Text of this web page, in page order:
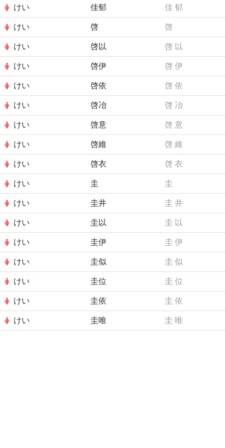
けい 佳郁 佳 郁
けい 啓 啓
けい 啓以 啓 以
けい 啓伊 啓 伊
けい 啓依 啓 依
けい 啓冶 啓 冶
けい 啓意 啓 意
けい 啓維 啓 維
けい 啓衣 啓 衣
けい 圭 圭
けい 圭井 圭 井
けい 圭以 圭 以
けい 圭伊 圭 伊
けい 圭似 圭 似
けい 圭位 圭 位
けい 圭依 圭 依
けい 圭唯 圭 唯